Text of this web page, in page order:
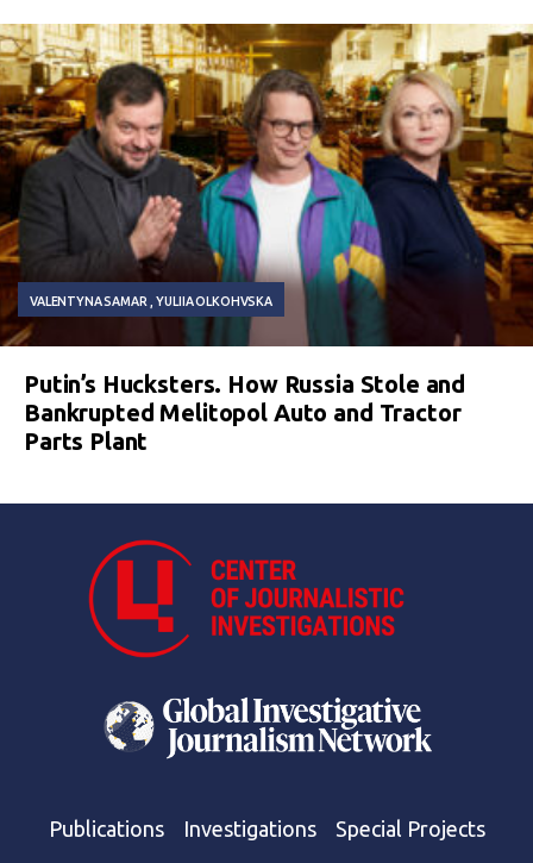
VALENTYNA SAMAR YULIIA OLKOHVSKA
Putin’s Hucksters. How Russia Stole and
Bankrupted Melitopol Auto and Tractor
Parts Plant
Publications Investigations Special Projects